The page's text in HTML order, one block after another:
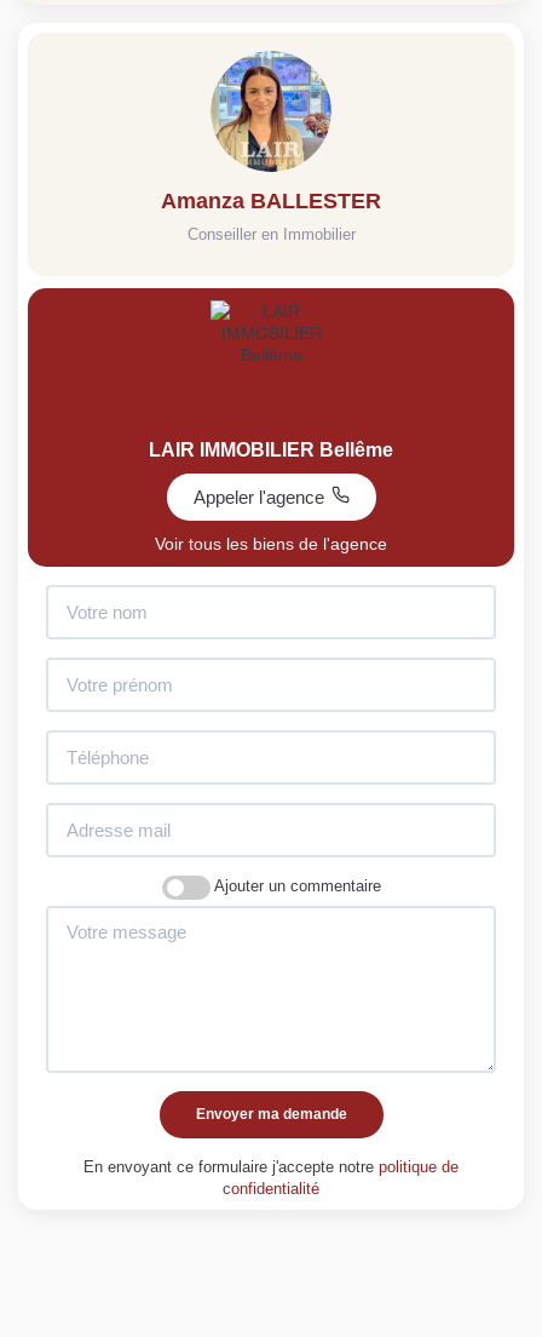
Amanza BALLESTER
Conseiller en Immobilier
LAIR IMMOBILIER Bellême
Appeler l'agence
Voir tous les biens de l'agence
Ajouter un commentaire
Envoyer ma demande
En envoyant ce formulaire j'accepte notre politique de
confidentialité